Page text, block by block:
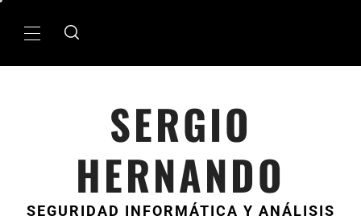
MenÃº
SERGIO
HERNANDO
SEGURIDAD INFORMÁTICA Y ANÁLISIS